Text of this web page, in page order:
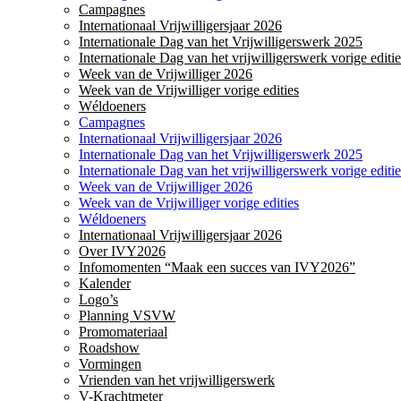
Campagnes
Internationaal Vrijwilligersjaar 2026
Internationale Dag van het Vrijwilligerswerk 2025
Internationale Dag van het vrijwilligerswerk vorige
Week van de Vrijwilliger 2026
Week van de Vrijwilliger vorige edities
Wéldoeners
Campagnes
Internationaal Vrijwilligersjaar 2026
Internationale Dag van het Vrijwilligerswerk 2025
Internationale Dag van het vrijwilligerswerk vorige
Week van de Vrijwilliger 2026
Week van de Vrijwilliger vorige edities
Wéldoeners
Internationaal Vrijwilligersjaar 2026
Over IVY2026
Infomomenten “Maak een succes van IVY2026”
Kalender
Logo’s
Planning VSVW
Promomateriaal
Roadshow
Vormingen
Vrienden van het vrijwilligerswerk
V-Krachtmeter